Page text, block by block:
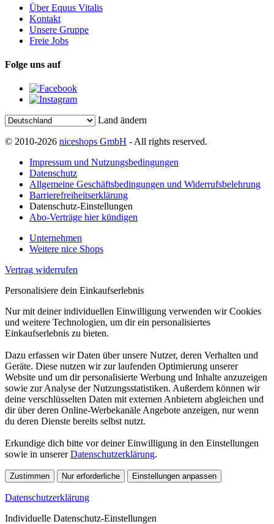
Über Equus Vitalis
Kontakt
Unsere Gruppe
Freie Jobs
Folge uns auf
Land ändern
© 2010-2026 niceshops GmbH - All rights reserved.
Impressum und Nutzungsbedingungen
Datenschutz
Allgemeine Geschäftsbedingungen und Widerrufsbelehrung
Barrierefreiheitserklärung
Datenschutz-Einstellungen
Abo-Verträge hier kündigen
Unternehmen
Weitere nice Shops
Vertrag widerrufen
Personalisiere dein Einkaufserlebnis
Nur mit deiner individuellen Einwilligung verwenden wir Cookies
und weitere Technologien, um dir ein personalisiertes
Einkaufserlebnis zu bieten.
Dazu erfassen wir Daten über unsere Nutzer, deren Verhalten und
Geräte. Diese nutzen wir zur laufenden Optimierung unserer
Website und um dir personalisierte Werbung und Inhalte anzuzeigen
sowie zur Analyse der Nutzungsstatistiken. Außerdem können wir
deine verschlüsselten Daten mit externen Anbietern abgleichen und
dir über deren Online-Werbekanäle Angebote anzeigen, nur wenn
du deren Dienste bereits selbst nutzt.
Erkundige dich bitte vor deiner Einwilligung in den Einstellungen
sowie in unsererDatenschutzerklärung.
Zustimmen Nur erforderliche Einstellungen anpassen
Datenschutzerklärung
Individuelle Datenschutz-Einstellungen